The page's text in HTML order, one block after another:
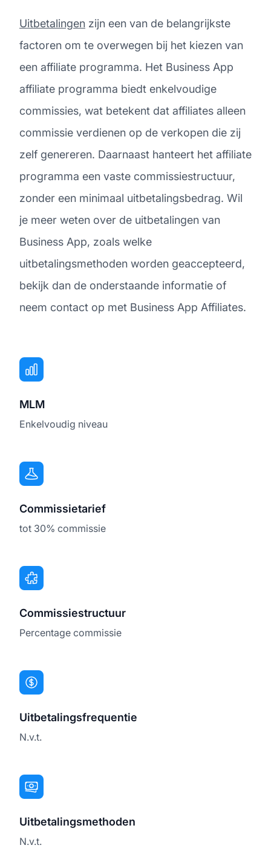
Uitbetalingen zijn een van de belangrijkste
factoren om te overwegen bij het kiezen van
een affiliate programma. Het Business App
affiliate programma biedt enkelvoudige
commissies, wat betekent dat affiliates alleen
commissie verdienen op de verkopen die zij
zelf genereren. Daarnaast hanteert het affiliate
programma een vaste commissiestructuur,
zonder een minimaal uitbetalingsbedrag. Wil
je meer weten over de uitbetalingen van
Business App, zoals welke
uitbetalingsmethoden worden geaccepteerd,
bekijk dan de onderstaande informatie of
neem contact op met Business App Affiliates.
MLM
Enkelvoudig niveau
Commissietarief
tot 30% commissie
Commissiestructuur
Percentage commissie
Uitbetalingsfrequentie
N.v.t.
Uitbetalingsmethoden
N.v.t.